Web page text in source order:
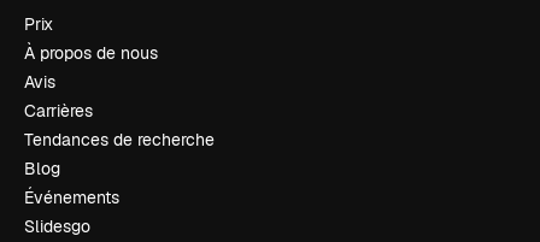
Prix
À propos de nous
Avis
Carrières
Tendances de recherche
Blog
Événements
Slidesgo